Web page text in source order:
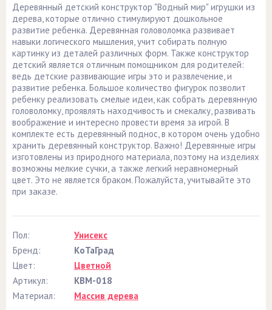
Деревянный детский конструктор "Водный мир" игрушки из
дерева, которые отлично стимулируют дошкольное
развитие ребенка. Деревянная головоломка развивает
навыки логического мышления, учит собирать полную
картинку из деталей различных форм. Также конструктор
детский является отличным помощником для родителей:
ведь детские развивающие игры это и развлечение, и
развитие ребенка. Большое количество фигурок позволит
ребенку реализовать смелые идеи, как собрать деревянную
головоломку, проявлять находчивость и смекалку, развивать
воображение и интересно провести время за игрой. В
комплекте есть деревянный поднос, в котором очень удобно
хранить деревянный конструктор. Важно! Деревянные игры
изготовлены из природного материала, поэтому на изделиях
возможны мелкие сучки, а также легкий неравномерный
цвет. Это не является браком. Пожалуйста, учитывайте это
при заказе.
Пол:
Унисекс
Бренд:
КоТаГрад
Цвет:
Цветной
Артикул:
КВМ-018
Материал:
Массив дерева